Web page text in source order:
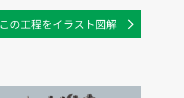
この工程をイラスト図解